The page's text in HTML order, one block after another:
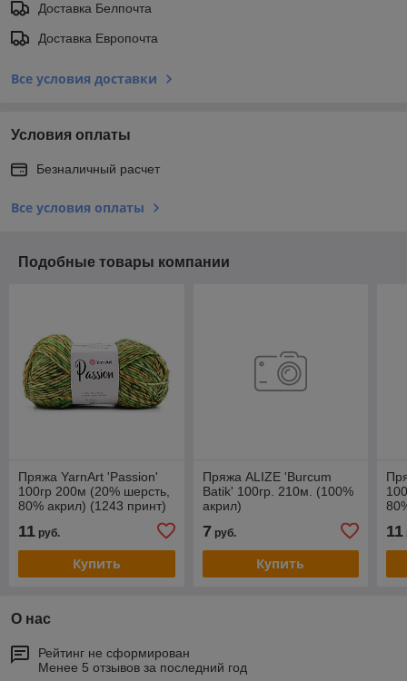
Доставка Белпочта
Доставка Европочта
Все условия доставки
Условия оплаты
Безналичный расчет
Все условия оплаты
Подобные товары компании
Пряжа YarnArt 'Passion'
100гр 200м (20% шерсть,
80% акрил) (1243 принт)
11 руб.
Купить
Пряжа ALIZE 'Burcum
Batik' 100гр. 210м. (100%
акрил)
7 руб.
Купить
11
О нас
Рейтинг не сформирован
Менее 5 отзывов за последний год